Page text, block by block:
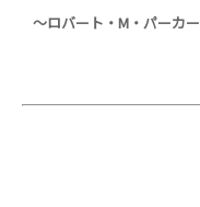
～ロバート・ M ・パーカー